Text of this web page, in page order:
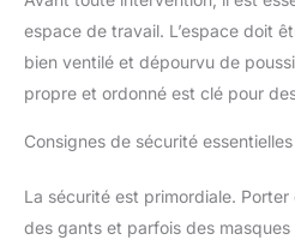
est propre, pulvérisez de l’eau
nettoyage est terminé 【Grande
modes de pulvérisation, le
large gamme de peintures :
craie, peintures au lait, vernis,
vos projets de bricolage et de
bandoulière de soutien réduit la
mains. Le flexible d’air de 2,5 m
votre rayon d’action pour des
espace de travail. L’espace doit
bien ventilé et dépourvu de
propre et ordonné est clé pour
Consignes de sécurité essentielles
La sécurité est primordiale.
des gants et parfois des